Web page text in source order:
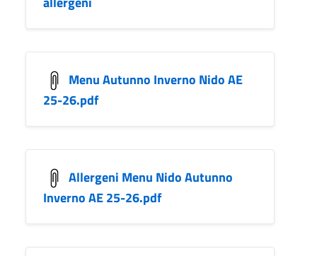
Menu Autunno Inverno Nido AE
25-26.pdf
Allergeni Menu Nido Autunno
Inverno AE 25-26.pdf